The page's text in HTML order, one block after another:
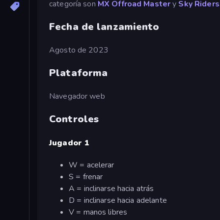
categoría son MX Offroad Mastery Sky Riders
Fecha de lanzamiento
Agosto de 2023
Plataforma
Navegador web
Controles
Jugador 1
W = acelerar
S = frenar
A = inclinarse hacia atrás
D = inclinarse hacia adelante
V = manos libres